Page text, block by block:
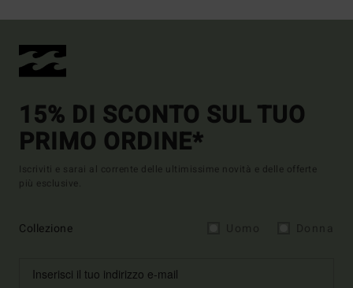
15% DI SCONTO SUL TUO
PRIMO ORDINE*
Iscriviti e sarai al corrente delle ultimissime novità e delle offerte
più esclusive.
Collezione